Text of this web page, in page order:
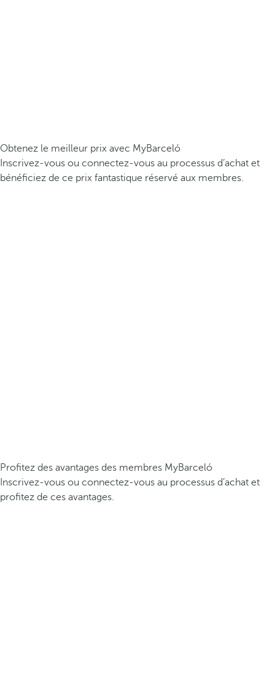
Obtenez le meilleur prix avec MyBarceló
Inscrivez-vous ou connectez-vous au processus d’achat et
bénéficiez de ce prix fantastique réservé aux membres.
Profitez des avantages des membres MyBarceló
Inscrivez-vous ou connectez-vous au processus d’achat et
profitez de ces avantages.